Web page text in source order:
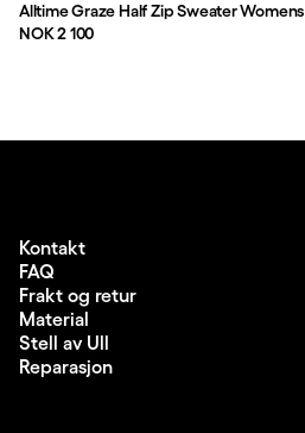
Alltime Graze Half Zip Sweater Womens
Pris:
NOK 2 100
Kontakt
FAQ
Frakt og retur
Material
Stell av Ull
Reparasjon